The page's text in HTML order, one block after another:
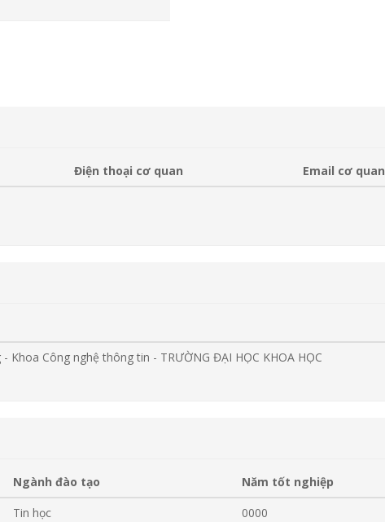
Điện thoại cơ quan
Email cơ quan
Khoa Công nghệ thông tin - TRƯỜNG ĐẠI HỌC KHOA HỌC
Ngành đào tạo
Năm tốt nghiệp
Tin học 0000